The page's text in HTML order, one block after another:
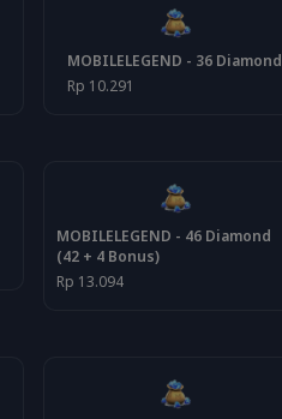
MOBILELEGEND - 36 Diamond
Rp 10.291
MOBILELEGEND - 46 Diamond
(42 + 4 Bonus)
Rp 13.094